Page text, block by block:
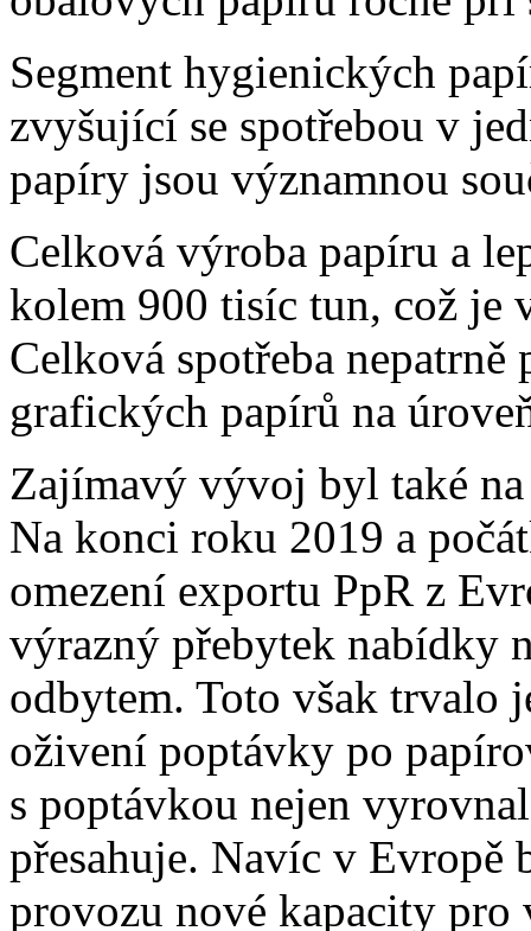
Segment hygienických
zvyšující se spotřebou v
papíry jsou významnou
Celková výroba papíru a
kolem 900 tisíc tun, což je
Celková spotřeba
grafických papírů na
Zajímavý vývoj byl také
Na konci roku 2019 a
omezení exportu PpR z
výrazný přebytek nabídky
odbytem. Toto však trvalo
oživení poptávky po
s poptávkou nejen
přesahuje. Navíc v
provozu nové kapacity